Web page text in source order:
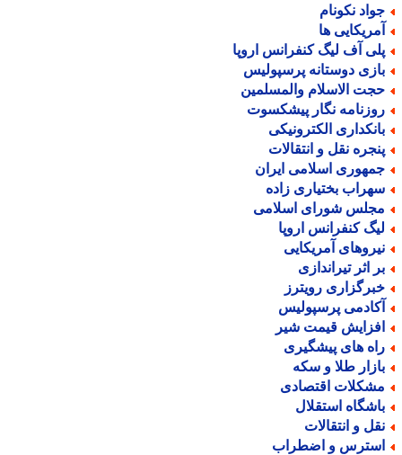
نکونام
ها
آف لیگ کنفرانس اروپا
دوستانه پرسپولیس
الاسلام والمسلمین
نگار پیشکسوت
الکترونیکی
نقل و انتقالات
اسلامی ایران
بختیاری زاده
شورای اسلامی
کنفرانس اروپا
آمریکایی
اثر تیراندازی
رویترز
پرسپولیس
قیمت شیر
های پیشگیری
طلا و سکه
اقتصادی
استقلال
و انتقالات
و اضطراب